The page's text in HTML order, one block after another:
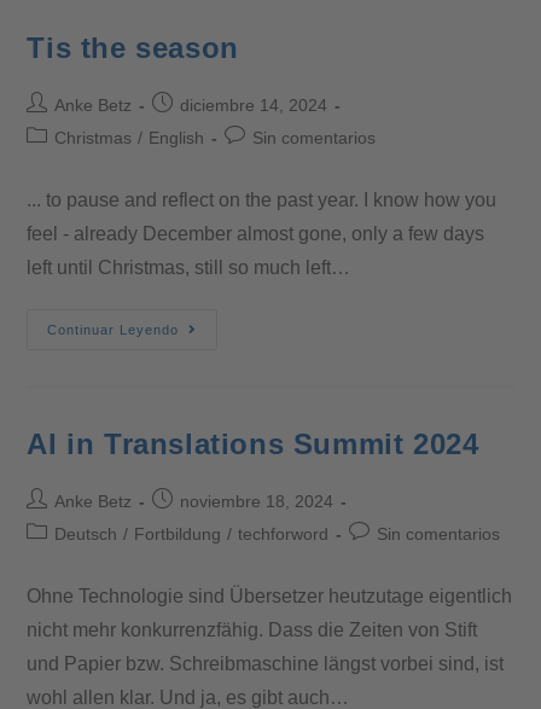
Tis the season
Anke Betz
diciembre 14, 2024
Christmas / English Sin comentarios
... to pause and reflect on the past year. I know how you
feel - already December almost gone, only a few days
left until Christmas, still so much left…
Continuar Leyendo
AI in Translations Summit 2024
Anke Betz
noviembre 18, 2024
Deutsch / Fortbildung / techforword Sin comentarios
Ohne Technologie sind Übersetzer heutzutage eigentlich
nicht mehr konkurrenzfähig. Dass die Zeiten von Stift
und Papier bzw. Schreibmaschine längst vorbei sind, ist
wohl allen klar. Und ja, es gibt auch…